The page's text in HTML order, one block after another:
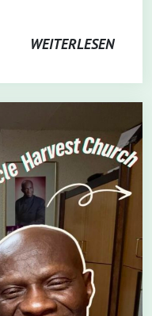
WEITERLESEN